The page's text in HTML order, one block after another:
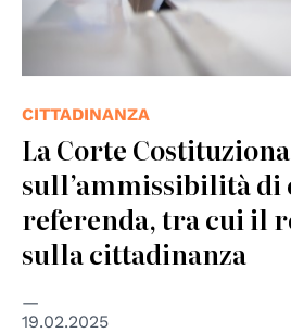
CITTADINANZA
La Corte
sull’ammissibilità di
referenda, tra cui il
sulla cittadinanza
19.02.2025